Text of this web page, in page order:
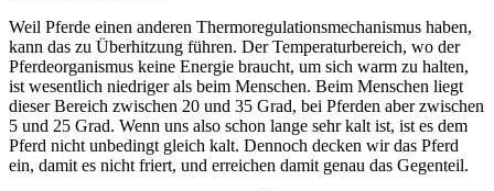
Weil Pferde einen anderen Thermoregulationsmechanismus haben,
kann das zu Überhitzung führen. Der Temperaturbereich, wo der
Pferdeorganismus keine Energie braucht, um sich warm zu halten,
ist wesentlich niedriger als beim Menschen. Beim Menschen liegt
dieser Bereich zwischen 20 und 35 Grad, bei Pferden aber zwischen
5 und 25 Grad. Wenn uns also schon lange sehr kalt ist, ist es dem
Pferd nicht unbedingt gleich kalt. Dennoch decken wir das Pferd
ein, damit es nicht friert, und erreichen damit genau das Gegenteil.